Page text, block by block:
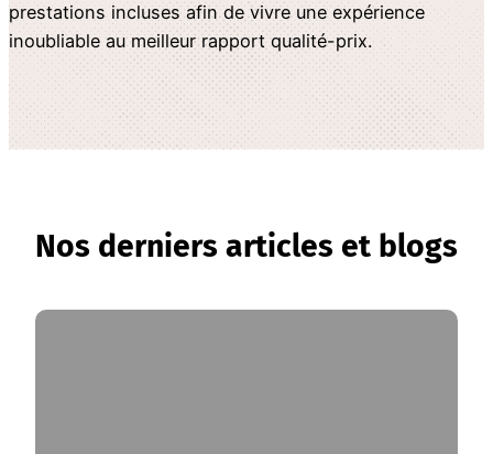
prestations incluses afin de vivre une expérience
inoubliable au meilleur rapport qualité-prix.
Nos derniers articles et blogs